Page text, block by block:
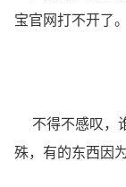
宝官网打不开了。
不得不感叹，
殊，有的东西因